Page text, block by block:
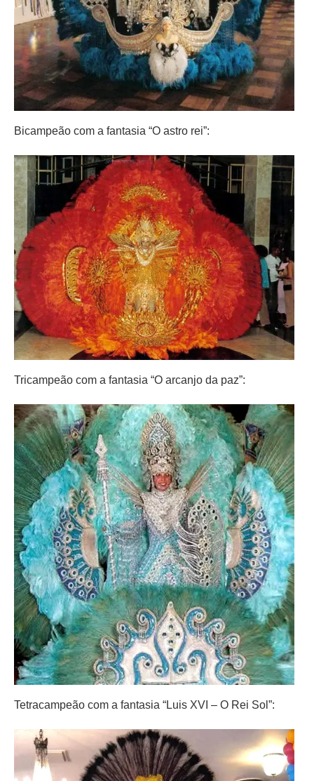
Bicampeão com a fantasia “O astro rei”:
Tricampeão com a fantasia “O arcanjo da paz”:
Tetracampeão com a fantasia “Luis XVI – O Rei Sol”: